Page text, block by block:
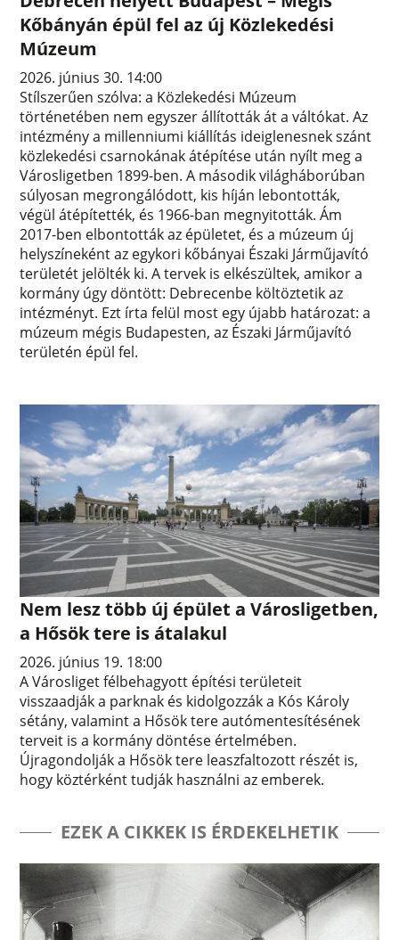
Kőbányán épül fel az új Közlekedési
Múzeum
2026. június 30. 14:00
Stílszerűen szólva: a Közlekedési Múzeum
történetében nem egyszer állították át a váltókat. Az
intézmény a millenniumi kiállítás ideiglenesnek szánt
közlekedési csarnokának átépítése után nyílt meg a
Városligetben 1899-ben. A második világháborúban
súlyosan megrongálódott, kis híján lebontották,
végül átépítették, és 1966-ban megnyitották. Ám
2017-ben elbontották az épületet, és a múzeum új
helyszíneként az egykori kőbányai Északi Járműjavító
területét jelölték ki. A tervek is elkészültek, amikor a
kormány úgy döntött: Debrecenbe költöztetik az
intézményt. Ezt írta felül most egy újabb határozat: a
múzeum mégis Budapesten, az Északi Járműjavító
területén épül fel.
Nem lesz több új épület a Városligetben,
a Hősök tere is átalakul
2026. június 19. 18:00
A Városliget félbehagyott építési területeit
visszaadják a parknak és kidolgozzák a Kós Károly
sétány, valamint a Hősök tere autómentesítésének
terveit is a kormány döntése értelmében.
Újragondolják a Hősök tere leaszfaltozott részét is,
hogy köztérként tudják használni az emberek.
EZEK A CIKKEK IS ÉRDEKELHETIK